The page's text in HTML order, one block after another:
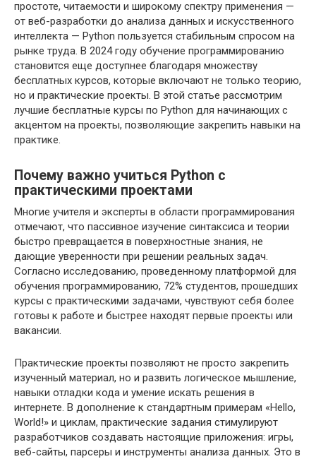
простоте, читаемости и широкому спектру применения —
от веб-разработки до анализа данных и искусственного
интеллекта — Python пользуется стабильным спросом на
рынке труда. В 2024 году обучение программированию
становится еще доступнее благодаря множеству
бесплатных курсов, которые включают не только теорию,
но и практические проекты. В этой статье рассмотрим
лучшие бесплатные курсы по Python для начинающих с
акцентом на проекты, позволяющие закрепить навыки на
практике.
Почему важно учиться Python с
практическими проектами
Многие учителя и эксперты в области программирования
отмечают, что пассивное изучение синтаксиса и теории
быстро превращается в поверхностные знания, не
дающие уверенности при решении реальных задач.
Согласно исследованию, проведенному платформой для
обучения программированию, 72% студентов, прошедших
курсы с практическими задачами, чувствуют себя более
готовы к работе и быстрее находят первые проекты или
вакансии.
Практические проекты позволяют не просто закрепить
изученный материал, но и развить логическое мышление,
навыки отладки кода и умение искать решения в
интернете. В дополнение к стандартным примерам «Hello,
World!» и циклам, практические задания стимулируют
разработчиков создавать настоящие приложения: игры,
веб-сайты, парсеры и инструменты анализа данных. Это в